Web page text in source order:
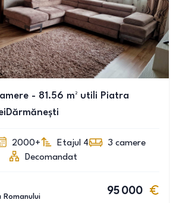
- 81.56 m² utili Piatra
2000+ Etajul 4 3 camere
Decomandat
Romanului
95 000